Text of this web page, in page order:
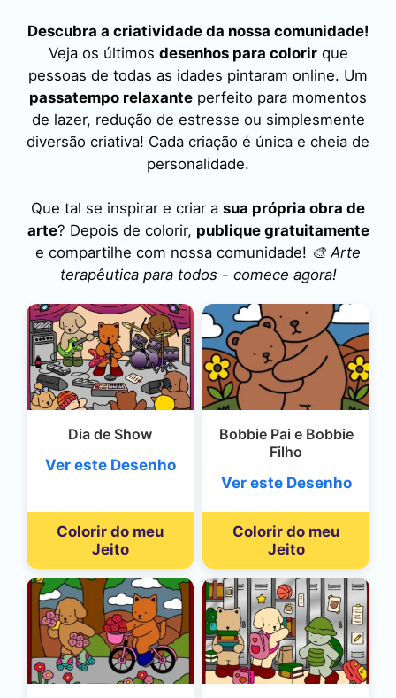
Descubra a criatividade da nossa comunidade!
Veja os últimos desenhos para colorirque
pessoas de todas as idades pintaram online. Um
passatempo relaxante perfeito para momentos
de lazer, redução de estresse ou simplesmente
diversão criativa! Cada criação é única e cheia de
personalidade.
Que tal se inspirar e criar a sua própria obra de
arte? Depois de colorir, publique gratuitamente
e compartilhe com nossa comunidade! 🎨 Arte
terapêutica para todos - comece agora!
Dia de Show
Ver este Desenho
Colorir do meu
Jeito
Bobbie Pai e Bobbie
Filho
Ver este Desenho
Colorir do meu
Jeito